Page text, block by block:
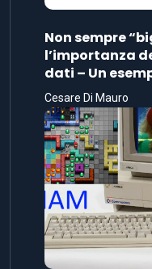
Non sempre
l’importanza
dati – Un
Cesare Di Mauro